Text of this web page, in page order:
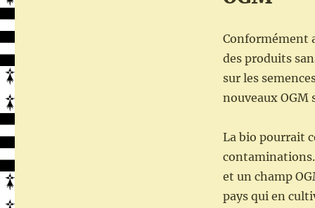
Conformément
des produits
sur les
nouveaux
La bio pourrait
contaminations.
et un champ
pays qui en